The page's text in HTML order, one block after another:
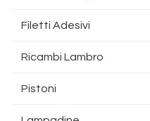
Filetti Adesivi
Ricambi Lambro
Pistoni